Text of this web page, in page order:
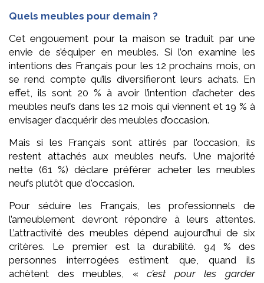
Quels meubles pour demain ?
Cet engouement pour la maison se traduit par une
envie de s’équiper en meubles. Si l’on examine les
intentions des Français pour les 12 prochains mois, on
se rend compte qu’ils diversifieront leurs achats. En
effet, ils sont 20 % à avoir l’intention d’acheter des
meubles neufs dans les 12 mois qui viennent et 19 % à
envisager d’acquérir des meubles d’occasion.
Mais si les Français sont attirés par l’occasion, ils
restent attachés aux meubles neufs. Une majorité
nette (61 %) déclare préférer acheter les meubles
neufs plutôt que d'occasion.
Pour séduire les Français, les professionnels de
l’ameublement devront répondre à leurs attentes.
L’attractivité des meubles dépend aujourd’hui de six
critères. Le premier est la durabilité. 94 % des
personnes interrogées estiment que, quand ils
achètent des meubles, «c’est pour les garder